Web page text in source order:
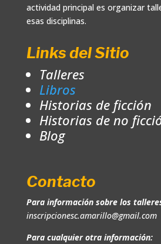
actividad principal es organizar
esas disciplinas.
Links del Sitio
Talleres
Libros
Historias de ficción
Historias de no
Blog
Contacto
Para información sobre los
inscripcionesc.amarillo@gmail.com
Para cualquier otra información: